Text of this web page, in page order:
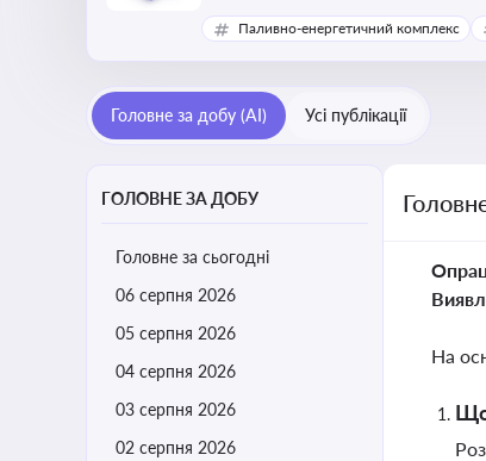
підвищення
Паливно-енергетичний комплекс
Головне за добу (AI) Усі публікації
ГОЛОВНЕ ЗА ДОБУ
Головне за сьогодні
06 серпня 2026
05 серпня 2026
04 серпня 2026
03 серпня 2026
02 серпня 2026
На
Що